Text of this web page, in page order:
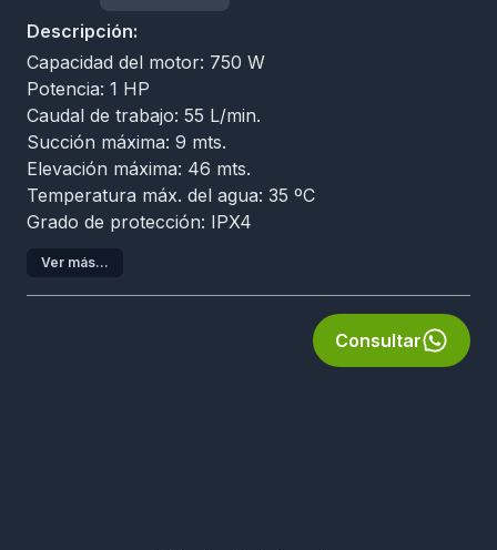
Descripción:
Capacidad del motor: 750 W
Potencia: 1 HP
Caudal de trabajo: 55 L/min.
Succión máxima: 9 mts.
Elevación máxima: 46 mts.
Temperatura máx. del agua: 35 ºC
Grado de protección: IPX4
Ver más...
Consultar